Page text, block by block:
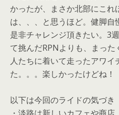
かったが、まさか北部にこれ
は、、、と思うほど。健脚
是非チャレンジ頂きたい。3
て挑んだRPNよりも、まっ
人たちに着いて走ったアワ
た。。。楽しかったけどね！
以下は今回のライドの気づき
・淡路は新しいカフェや商